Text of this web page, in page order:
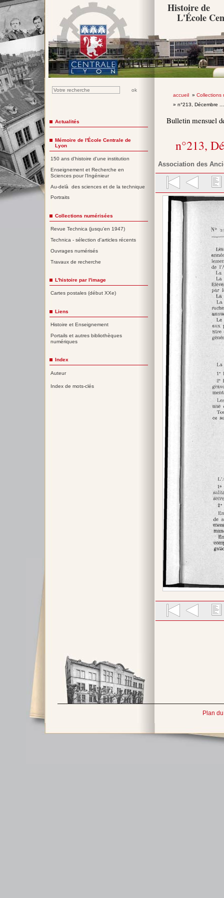
Histoire de
L'École
accueil» Collections
» n°213, Décembre
Bulletin mensuel
n°213,
Association des
Actualités
Mémoire de l'École Centrale de
Lyon
150 ans d'histoire d'une institution
Enseignement et Recherche en
Sciences pour l'Ingénieur
Au-delà des sciences et de la technique
Portraits
Collections numérisées
Revue Technica (jusqu'en 1947)
Technica - sélection d'articles récents
Ouvrages numérisés
Travaux de recherche
L'histoire par l'image
Cartes postales (début XXe)
Liens
Histoire et Enseignement
Portails et autres bibliothèques
numériques
Index
Auteur
Index de mots-clés
Plan